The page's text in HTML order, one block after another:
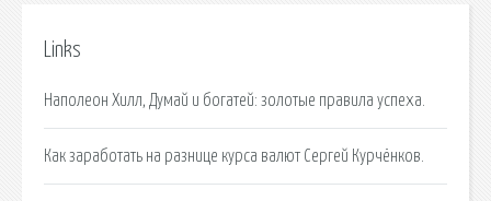
Links
Наполеон Хилл, Думай и богатей: золотые правила успеха.
Как заработать на разнице курса валют Сергей Курчёнков.